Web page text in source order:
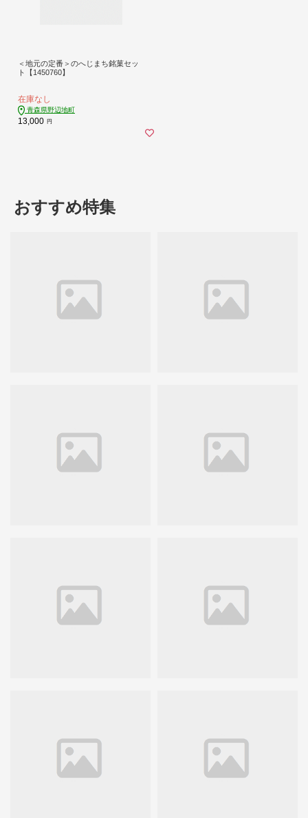
＜地元の定番＞のへじまち銘菓セッ
ト【1450760】
在庫なし
青森県野辺地町
13,000 円
おすすめ特集